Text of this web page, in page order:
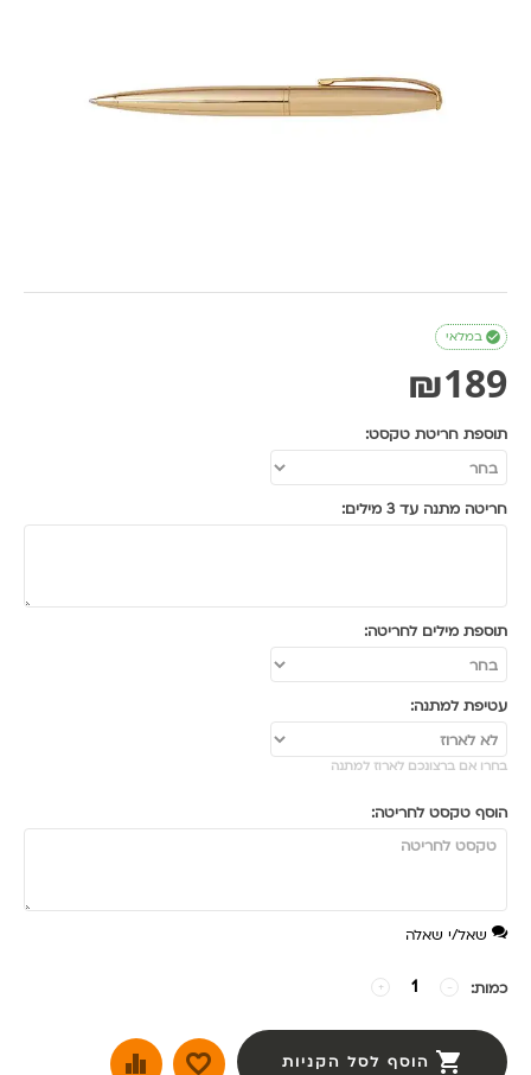
במלאי 
₪189
תוספת חריטת טקסט:
חריטה מתנה עד 3 מילים:
תוספת מילים לחריטה:
עטיפת למתנה:
בחרו אם ברצונכם לארוז למתנה
הוסף טקסט לחריטה:
שאל/י שאלה
כמות: + −
הוסף לסל הקניות